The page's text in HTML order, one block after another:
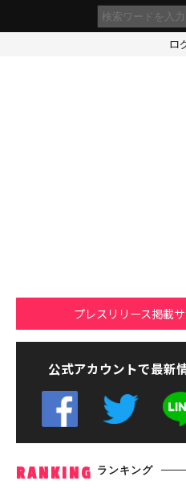
ロ
プレスリリース掲載
公式アカウントで最新
RANKING ランキング